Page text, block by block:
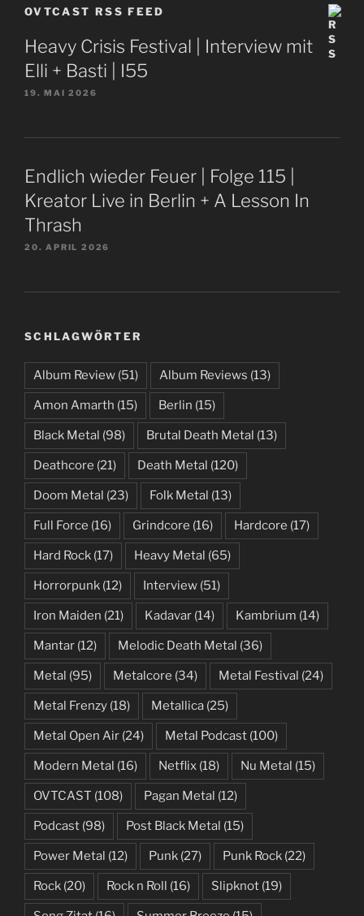
OVTCAST RSS FEED
Heavy Crisis Festival | Interview mit
Elli + Basti | I55
19. MAI 2026
Endlich wieder Feuer | Folge 115 |
Kreator Live in Berlin + A Lesson In
Thrash
20. APRIL 2026
SCHLAGWÖRTER
Album Review (51) Album Reviews (13)
Amon Amarth (15) Berlin (15)
Black Metal (98) Brutal Death Metal (13)
Deathcore (21) Death Metal (120)
Doom Metal (23) Folk Metal (13)
Full Force (16) Grindcore (16) Hardcore (17)
Hard Rock (17) Heavy Metal (65)
Horrorpunk (12) Interview (51)
Iron Maiden (21) Kadavar (14) Kambrium (14)
Mantar (12) Melodic Death Metal (36)
Metal (95) Metalcore (34) Metal Festival (24)
Metal Frenzy (18) Metallica (25)
Metal Open Air (24) Metal Podcast (100)
Modern Metal (16) Netflix (18) Nu Metal (15)
OVTCAST (108) Pagan Metal (12)
Podcast (98) Post Black Metal (15)
Power Metal (12) Punk (27) Punk Rock (22)
Rock (20) Rock n Roll (16) Slipknot (19)